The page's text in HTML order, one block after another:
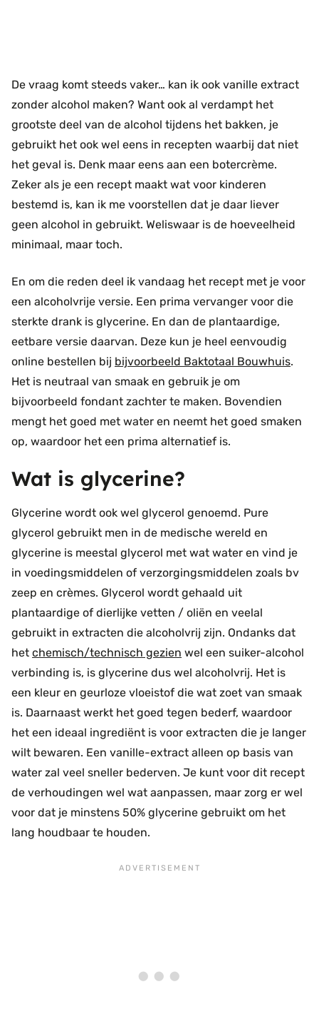
De vraag komt steeds vaker… kan ik ook vanille extract
zonder alcohol maken? Want ook al verdampt het
grootste deel van de alcohol tijdens het bakken, je
gebruikt het ook wel eens in recepten waarbij dat niet
het geval is. Denk maar eens aan een botercrème.
Zeker als je een recept maakt wat voor kinderen
bestemd is, kan ik me voorstellen dat je daar liever
geen alcohol in gebruikt. Weliswaar is de hoeveelheid
minimaal, maar toch.
En om die reden deel ik vandaag het recept met je voor
een alcoholvrije versie. Een prima vervanger voor die
sterkte drank is glycerine. En dan de plantaardige,
eetbare versie daarvan. Deze kun je heel eenvoudig
online bestellen bij bijvoorbeeld Baktotaal Bouwhuis.
Het is neutraal van smaak en gebruik je om
bijvoorbeeld fondant zachter te maken. Bovendien
mengt het goed met water en neemt het goed smaken
op, waardoor het een prima alternatief is.
Wat is glycerine?
Glycerine wordt ook wel glycerol genoemd. Pure
glycerol gebruikt men in de medische wereld en
glycerine is meestal glycerol met wat water en vind je
in voedingsmiddelen of verzorgingsmiddelen zoals bv
zeep en crèmes. Glycerol wordt gehaald uit
plantaardige of dierlijke vetten / oliën en veelal
gebruikt in extracten die alcoholvrij zijn. Ondanks dat
het chemisch/technisch gezien wel een suiker-alcohol
verbinding is, is glycerine dus wel alcoholvrij. Het is
een kleur en geurloze vloeistof die wat zoet van smaak
is. Daarnaast werkt het goed tegen bederf, waardoor
het een ideaal ingrediënt is voor extracten die je langer
wilt bewaren. Een vanille-extract alleen op basis van
water zal veel sneller bederven. Je kunt voor dit recept
de verhoudingen wel wat aanpassen, maar zorg er wel
voor dat je minstens 50% glycerine gebruikt om het
lang houdbaar te houden.